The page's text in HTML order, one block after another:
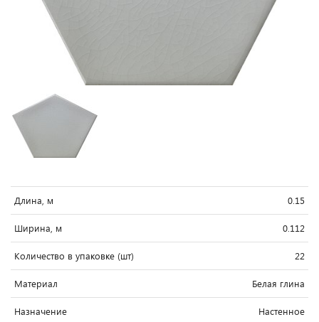
Длина, м 0.15
Ширина, м 0.112
Количество в упаковке (шт) 22
Материал Белая глина
Назначение Настенное